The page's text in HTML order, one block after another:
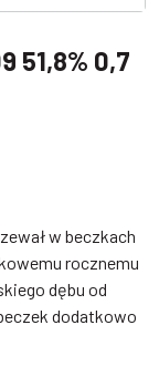
51,8% 0,7
w beczkach
rocznemu
dębu od
dodatkowo